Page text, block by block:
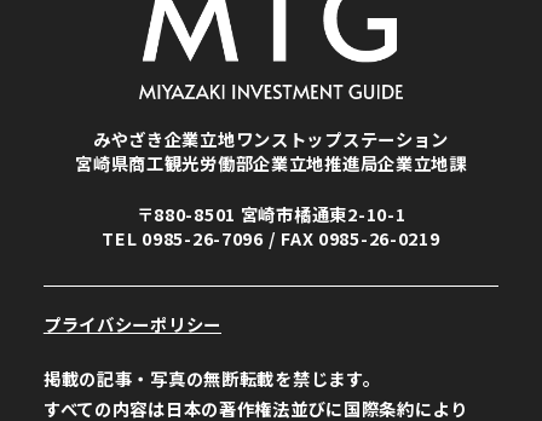
みやざき企業立地ワンストップステーション
宮崎県商工観光労働部企業立地推進局企業立地課
〒880-8501 宮崎市橘通東2-10-1
TEL 0985-26-7096/ FAX 0985-26-0219
プライバシーポリシー
掲載の記事・写真の無断転載を禁じます。
すべての内容は日本の著作権法並びに国際条約により